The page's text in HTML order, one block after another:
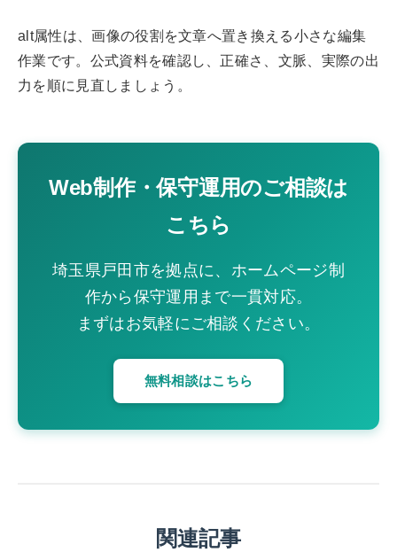
alt属性は、画像の役割を文章へ置き換える小さな編集
作業です。公式資料を確認し、正確さ、文脈、実際の出
力を順に見直しましょう。
Web制作・保守運用のご相談は
こちら
埼玉県戸田市を拠点に、ホームページ制
作から保守運用まで一貫対応。
まずはお気軽にご相談ください。
無料相談はこちら
関連記事